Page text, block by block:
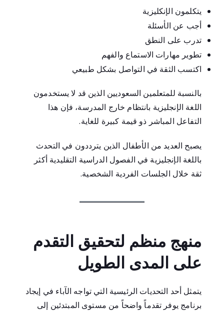
يتكلمون الإنكليزية
أجب عن الأسئلة
تدرب على النطق
تطوير مهارات الاستماع والفهم
اكتسب الثقة في التواصل بشكل طبيعي
بالنسبة للمتعلمين السعوديين الذين قد لا يستخدمون
اللغة الإنجليزية بانتظام خارج المدرسة، فإن هذا
التفاعل المباشر ذو قيمة كبيرة للغاية.
يصبح العديد من الأطفال الذين يترددون في التحدث
باللغة الإنجليزية في الفصول الدراسية التقليدية أكثر
ثقة خلال الجلسات الفردية الشخصية.
منهج منظم لتحقيق التقدم
على المدى الطويل
يتمثل أحد التحديات الرئيسية التي تواجه الآباء في إيجاد
برنامج يوفر تقدماً واضحاً من مستوى المبتدئين إلى